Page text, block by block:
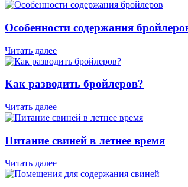
Особенности содержания
Читать далее
Как разводить бройлеров?
Читать далее
Питание свиней в летнее время
Читать далее